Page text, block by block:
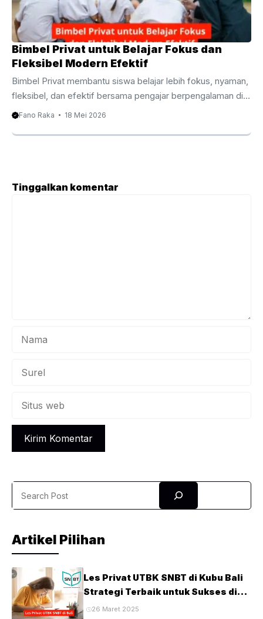
berubah. Banyak siswa tidak ...
Bimbel Privat untuk Belajar Fokus dan
Fleksibel Modern Efektif
Bimbel Privat membantu siswa belajar lebih fokus, nyaman,
fleksibel, dan efektif bersama pengajar berpengalaman di
Bali. Bimbel Privat untuk Pendampingan Belajar yang Lebih
tua dan siswa yang ingin mendapatkan pengalaman belajar
menyesuaikan metode sesuai kebutuhan masing masing
Fano Raka 18 Mei 2026
Tinggalkan komentar
Artikel Pilihan
Les Privat UTBK SNBT di Kubu Bali
Strategi Terbaik untuk Sukses di
Ujian PTN
26 Maret 2025